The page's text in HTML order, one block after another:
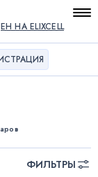
ELIXCELL
ФИЛЬТРЫ